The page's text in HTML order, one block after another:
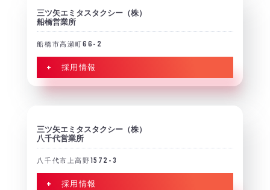
三ツ矢エミタスタクシー（株）
船橋営業所
船橋市高瀬町66-2
+ 採用情報
三ツ矢エミタスタクシー（株）
八千代営業所
八千代市上高野1572-3
+ 採用情報